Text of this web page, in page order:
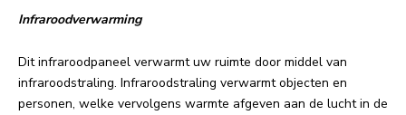
Infraroodverwarming
Dit infraroodpaneel verwarmt uw ruimte door middel van
infraroodstraling. Infraroodstraling verwarmt objecten en
personen, welke vervolgens warmte afgeven aan de lucht in de